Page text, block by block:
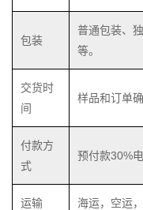
包装
普通包装、
等。
交货时
间
样品和订单
付款方
式
预付款30%
运输 海运，空运